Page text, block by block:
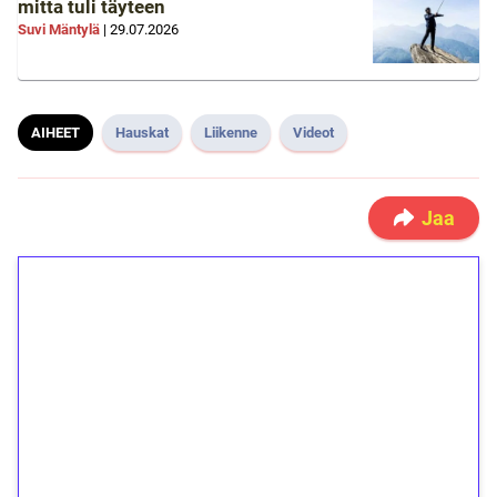
mitta tuli täyteen
Suvi Mäntylä | 29.07.2026
AIHEET Hauskat Liikenne Videot
Jaa